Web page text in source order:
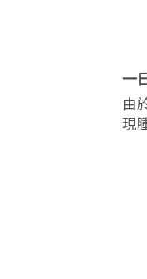
一
由
現